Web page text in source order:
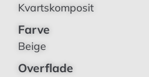
Kvartskomposit
Farve
Beige
Overflade